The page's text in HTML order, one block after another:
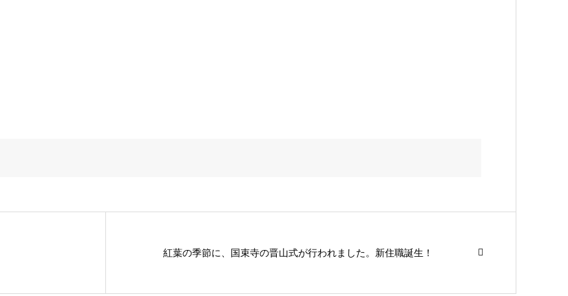
紅葉の季節に、国束寺の晋山式が行われました。新住職誕生！